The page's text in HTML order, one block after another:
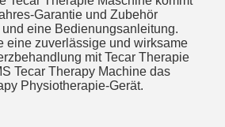
Garantie und Zubehör
eine Bedienungsanleitung.
eine zuverlässige und wirksame
mit Tecar Therapie
Tecar Therapy Machine das
Physiotherapie-Gerät.